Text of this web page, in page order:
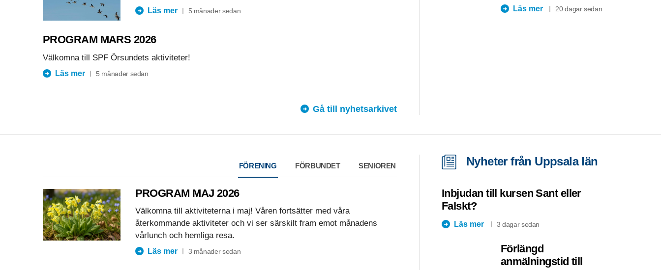
Läs mer 5 månader sedan
PROGRAM MARS 2026
Välkomna till SPF Örsundets aktiviteter!
Läs mer 5 månader sedan
Gå till nyhetsarkivet
Läs mer 20 dagar sedan
FÖRENING FÖRBUNDET SENIOREN
PROGRAM MAJ 2026
Välkomna till aktiviteterna i maj! Våren fortsätter med våra
återkommande aktiviteter och vi ser särskilt fram emot månadens
vårlunch och hemliga resa.
Läs mer 3 månader sedan
Nyheter från Uppsala län
Inbjudan till kursen Sant eller
Falskt?
Läs mer 3 dagar sedan
Förlängd
anmälningstid till